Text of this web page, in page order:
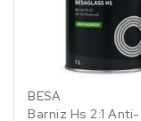
BESA
Barniz Hs 2:1 Anti-